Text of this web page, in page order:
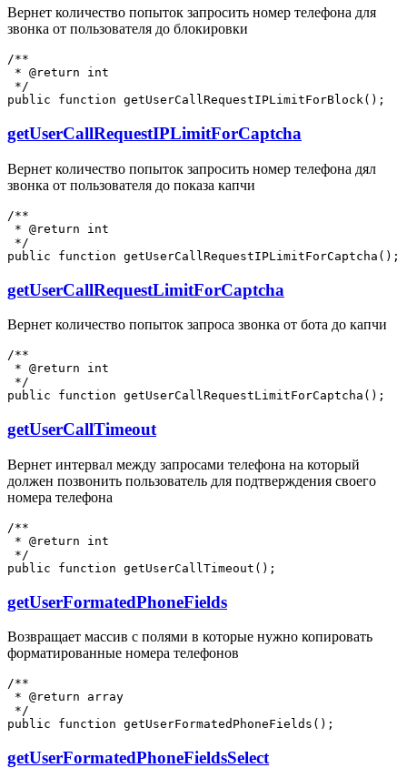
Вернет количество попыток запросить номер телефона для
звонка от пользователя до блокировки
/**
* @return int
*/
getUserCallRequestIPLimitForCaptcha
Вернет количество попыток запросить номер телефона дял
звонка от пользователя до показа капчи
/**
* @return int
*/
getUserCallRequestLimitForCaptcha
Вернет количество попыток запроса звонка от бота до капчи
/**
* @return int
*/
getUserCallTimeout
Вернет интервал между запросами телефона на который
должен позвонить пользователь для подтверждения своего
номера телефона
/**
* @return int
*/
getUserFormatedPhoneFields
Возвращает массив с полями в которые нужно копировать
форматированные номера телефонов
/**
* @return array
*/
getUserFormatedPhoneFieldsSelect